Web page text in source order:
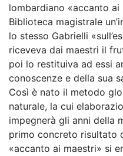
lombardiano «accanto ai
Biblioteca magistrale
lo stesso Gabrielli
riceveva dai maestri il
poi lo restituiva ad essi
conoscenze e della sua
Così è nato il metodo
naturale, la cui
impegnerà gli anni della
primo concreto risultato
«accanto ai maestri» si